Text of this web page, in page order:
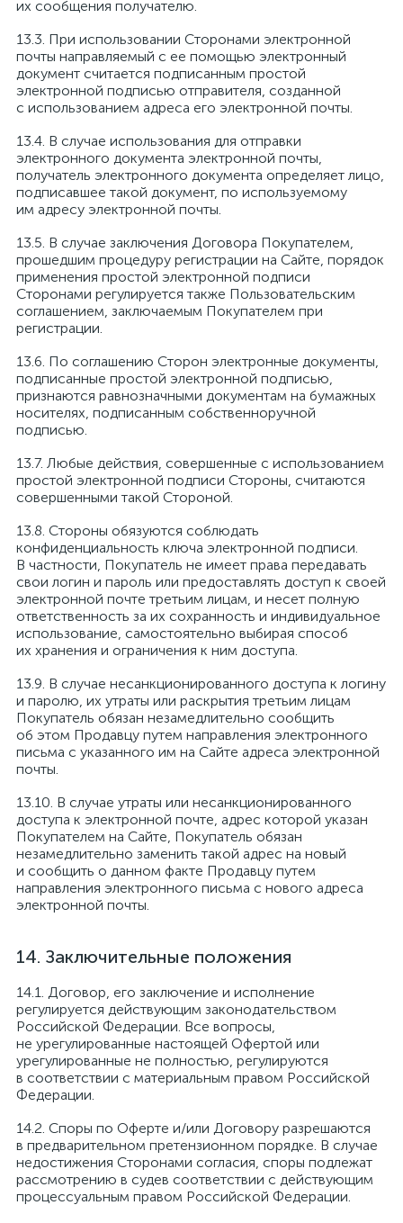
их сообщения получателю.
При использовании Сторонами электронной
почты направляемый с ее помощью электронный
документ считается подписанным простой
электронной подписью отправителя, созданной
с использованием адреса его электронной почты.
В случае использования для отправки
электронного документа электронной почты,
получатель электронного документа определяет лицо,
подписавшее такой документ, по используемому
им адресу электронной почты.
В случае заключения Договора Покупателем,
прошедшим процедуру регистрации на Сайте, порядок
применения простой электронной подписи
Сторонами регулируется также Пользовательским
соглашением, заключаемым Покупателем при
регистрации.
По соглашению Сторон электронные документы,
подписанные простой электронной подписью,
признаются равнозначными документам на бумажных
носителях, подписанным собственноручной
подписью.
Любые действия, совершенные с использованием
простой электронной подписи Стороны, считаются
совершенными такой Стороной.
Стороны обязуются соблюдать
конфиденциальность ключа электронной подписи.
В частности, Покупатель не имеет права передавать
свои логин и пароль или предоставлять доступ к своей
электронной почте третьим лицам, и несет полную
ответственность за их сохранность и индивидуальное
использование, самостоятельно выбирая способ
их хранения и ограничения к ним доступа.
В случае несанкционированного доступа к логину
и паролю, их утраты или раскрытия третьим лицам
Покупатель обязан незамедлительно сообщить
об этом Продавцу путем направления электронного
письма с указанного им на Сайте адреса электронной
почты.
В случае утраты или несанкционированного
доступа к электронной почте, адрес которой указан
Покупателем на Сайте, Покупатель обязан
незамедлительно заменить такой адрес на новый
и сообщить о данном факте Продавцу путем
направления электронного письма с нового адреса
электронной почты.
Заключительные положения
Договор, его заключение и исполнение
регулируется действующим законодательством
Российской Федерации. Все вопросы,
не урегулированные настоящей Офертой или
урегулированные не полностью, регулируются
в соответствии с материальным правом Российской
Федерации.
Споры по Оферте и/или Договору разрешаются
в предварительном претензионном порядке. В случае
недостижения Сторонами согласия, споры подлежат
рассмотрению в судев соответствии с действующим
процессуальным правом Российской Федерации.